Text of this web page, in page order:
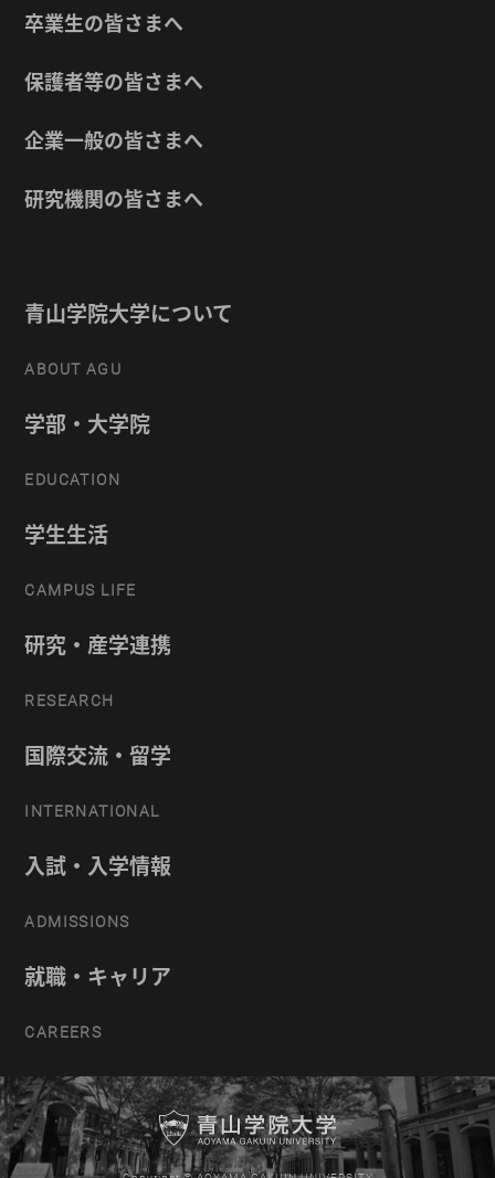
卒業生の皆さまへ
保護者等の皆さまへ
企業一般の皆さまへ
研究機関の皆さまへ
青山学院大学について
ABOUT AGU
学部・大学院
EDUCATION
学生生活
CAMPUS LIFE
研究・産学連携
RESEARCH
国際交流・留学
INTERNATIONAL
入試・入学情報
ADMISSIONS
就職・キャリア
CAREERS